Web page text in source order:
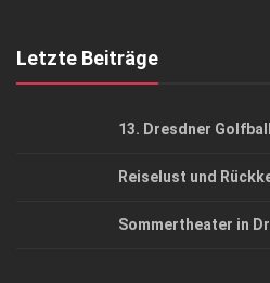
Letzte Beiträge
13. Dresdner
Reiselust und
Sommertheater in